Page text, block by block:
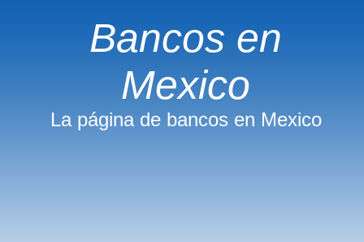
Bancos en
Mexico
La página de bancos en Mexico